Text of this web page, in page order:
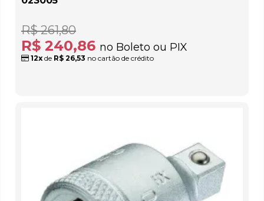
R$ 240,86 no Boleto ou PIX
R$ 261,80
12x de R$ 26,53 no cartão de crédito